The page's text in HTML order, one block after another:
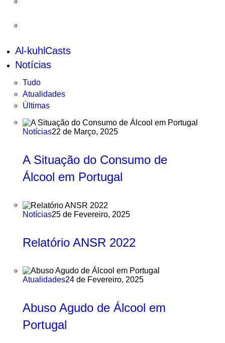
Al-kuhlCasts
Notícias
Tudo
Atualidades
Últimas
Notícias22 de Março, 2025
A Situação do Consumo de
Álcool em Portugal
Notícias25 de Fevereiro, 2025
Relatório ANSR 2022
Atualidades24 de Fevereiro, 2025
Abuso Agudo de Álcool em
Portugal